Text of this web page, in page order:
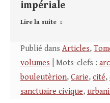
impériale
Lire la suite
Publié dans Articles,
volumes | Mots-clefs :
bouleutèrion, Carie, cité,
sanctuaire civique,